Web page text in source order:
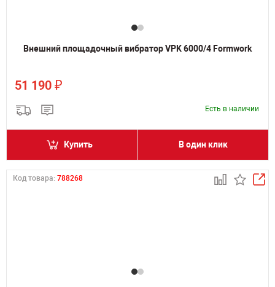
Внешний площадочный вибратор VPK 6000/4 Formwork
51 190 ₽
Есть в наличии
Купить В один клик
Код товара: 788268